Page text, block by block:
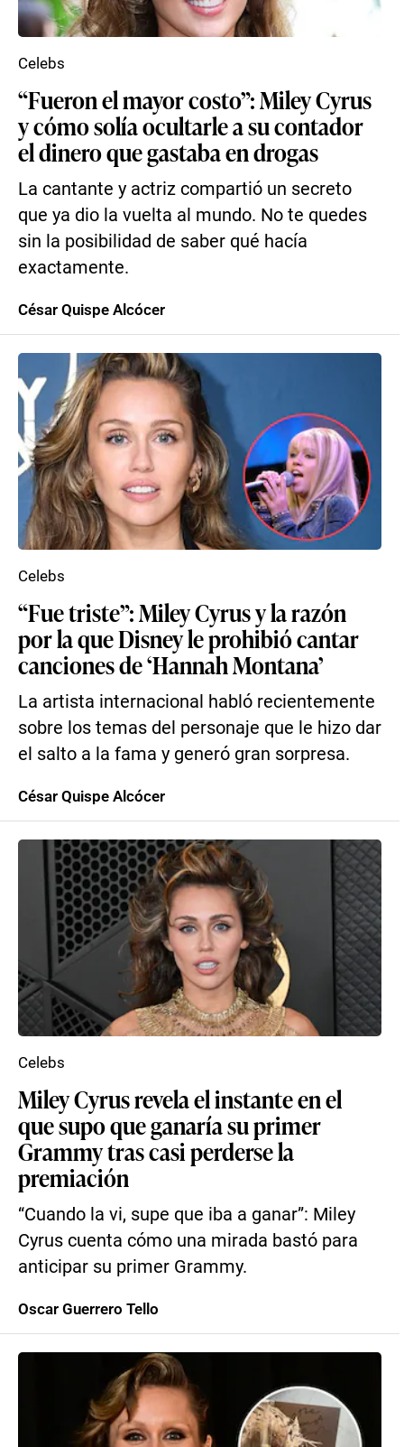
“Fueron el mayor costo”: Miley Cyrus
y cómo solía ocultarle a su contador
el dinero que gastaba en drogas
La cantante y actriz compartió un secreto
que ya dio la vuelta al mundo. No te quedes
sin la posibilidad de saber qué hacía
exactamente.
Celebs
César Quispe Alcócer
“Fue triste”: Miley Cyrus y la razón
por la que Disney le prohibió cantar
canciones de ‘Hannah Montana’
La artista internacional habló recientemente
sobre los temas del personaje que le hizo dar
el salto a la fama y generó gran sorpresa.
Celebs
César Quispe Alcócer
Miley Cyrus revela el instante en el
que supo que ganaría su primer
Grammy tras casi perderse la
premiación
“Cuando la vi, supe que iba a ganar”: Miley
Cyrus cuenta cómo una mirada bastó para
anticipar su primer Grammy.
Celebs
Oscar Guerrero Tello